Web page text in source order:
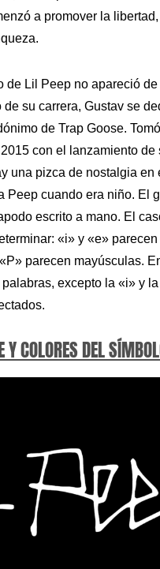
a promover la
de Lil Peep no apareció
su carrera, Gustav se
de Trap Goose.
con el lanzamiento de
una pizca de nostalgia en
Peep cuando era niño. El
escrito a mano. El
«i» y «e»
parecen mayúsculas.
excepto la «i» y
Y COLORES DEL